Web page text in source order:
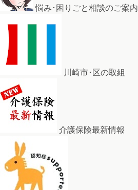
悩み･困りごと相談のご案内
川崎市･区の取組
介護保険最新情報